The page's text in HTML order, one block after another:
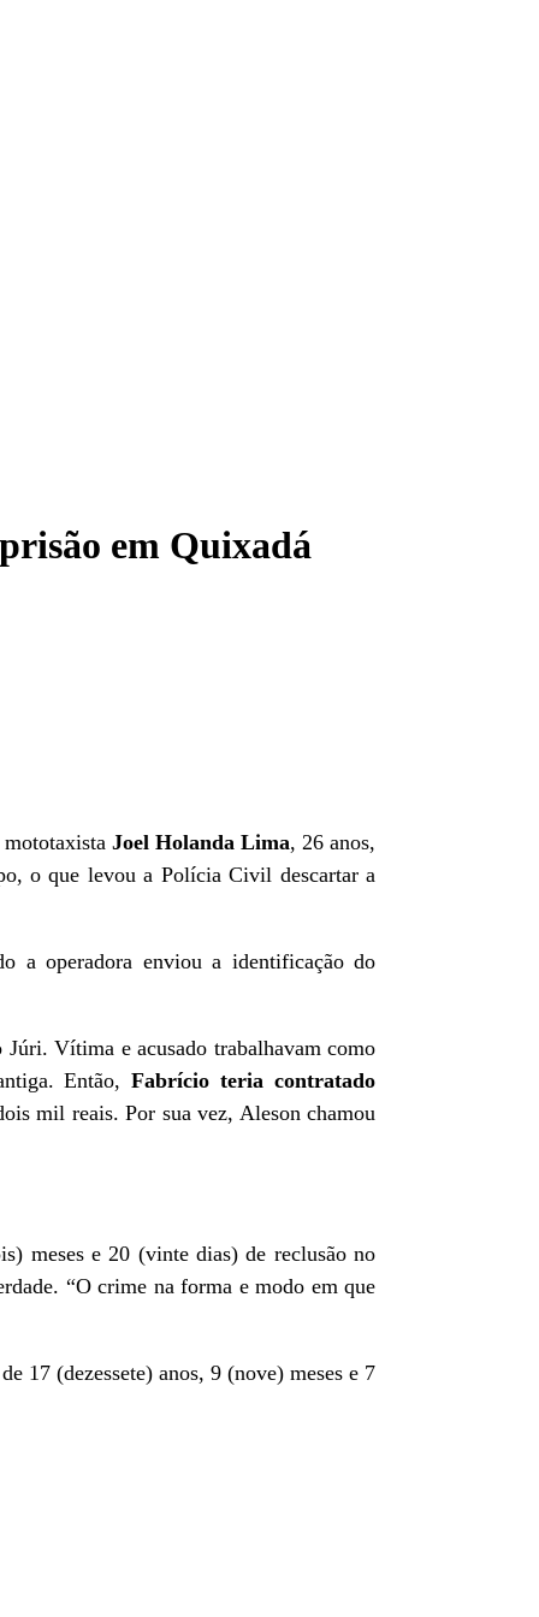
em Quixadá
Joel Holanda Lima, 26 anos,
o que levou a Polícia Civil descartar a
a operadora enviou a identificação do
Vítima e acusado trabalhavam como
Então,Fabrício teria contratado
mil reais. Por sua vez, Aleson chamou
meses e 20 (vinte dias) de reclusão no
“O crime na forma e modo em que
17 (dezessete) anos, 9 (nove) meses e 7